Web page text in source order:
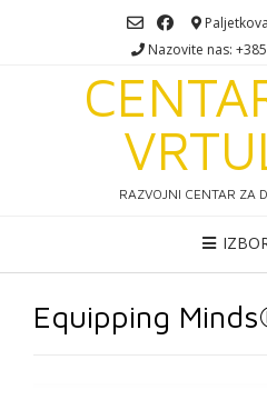
Nazovite nas:
RAZVOJNI CENTAR ZA
Equipping